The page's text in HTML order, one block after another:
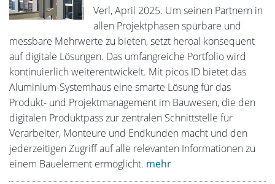
Verl, April 2025. Um seinen Partnern in
allen Projektphasen spürbare und
messbare Mehrwerte zu bieten, setzt heroal konsequent
auf digitale Lösungen. Das umfangreiche Portfolio wird
kontinuierlich weiterentwickelt. Mit picos ID bietet das
Aluminium-Systemhaus eine smarte Lösung für das
Produkt- und Projektmanagement im Bauwesen, die den
digitalen Produktpass zur zentralen Schnittstelle für
Verarbeiter, Monteure und Endkunden macht und den
jederzeitigen Zugriff auf alle relevanten Informationen zu
einem Bauelement ermöglicht. mehr